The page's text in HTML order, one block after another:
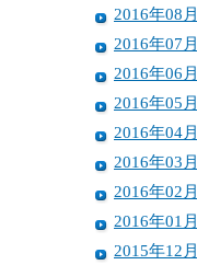
2016年08月
2016年07月
2016年06月
2016年05月
2016年04月
2016年03月
2016年02月
2016年01月
2015年12月